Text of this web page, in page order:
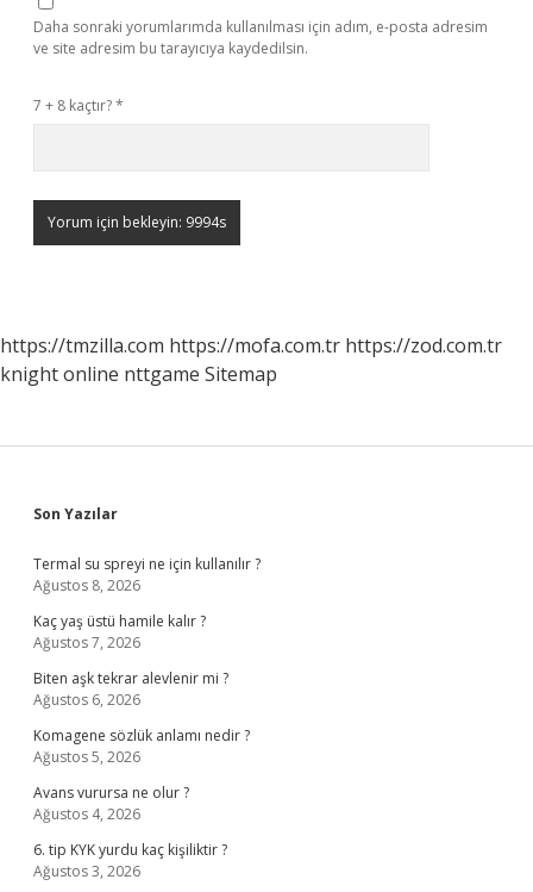
Daha sonraki yorumlarımda kullanılması için adım, e-posta adresim
ve site adresim bu tarayıcıya kaydedilsin.
7 + 8 kaçtır?*
https://tmzilla.com https://mofa.com.tr https://zod.com.tr
knight online nttgame Sitemap
Sidebar
Son Yazılar
Termal su spreyi ne için kullanılır ?
Ağustos 8, 2026
Kaç yaş üstü hamile kalır ?
Ağustos 7, 2026
Biten aşk tekrar alevlenir mi ?
Ağustos 6, 2026
Komagene sözlük anlamı nedir ?
Ağustos 5, 2026
Avans vurursa ne olur ?
Ağustos 4, 2026
6. tip KYK yurdu kaç kişiliktir ?
Ağustos 3, 2026